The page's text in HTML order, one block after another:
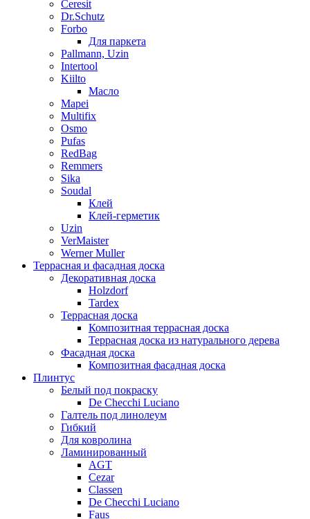
Ceresit
Dr.Schutz
Forbo
Для паркета
Pallmann, Uzin
Intertool
Kiilto
Масло
Mapei
Multifix
Osmo
Pufas
RedBag
Remmers
Sika
Soudal
Клей
Клей-герметик
Uzin
VerMaister
Werner Muller
Террасная и фасадная доска
Декоративная доска
Holzdorf
Tardex
Террасная доска
Композитная террасная доска
Террасная доска из натурального дерева
Фасадная доска
Композитная фасадная доска
Плинтус
Белый под покраску
De Checchi Luciano
Галтель под линолеум
Гибкий
Для ковролина
Ламинированный
AGT
Cezar
Classen
De Checchi Luciano
Faus